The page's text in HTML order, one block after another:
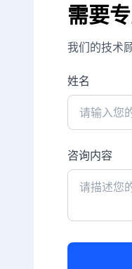
需要
我们的技术
姓名
咨询内容